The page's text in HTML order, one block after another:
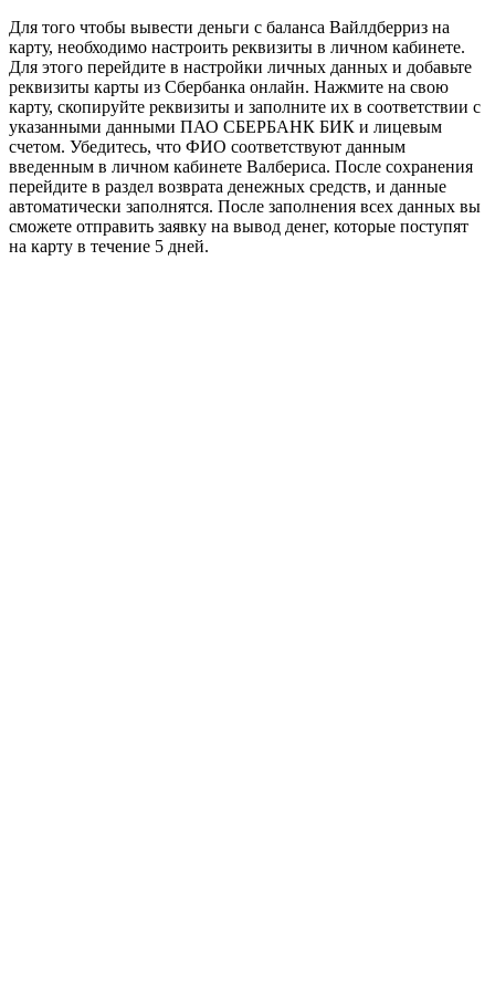
Для того чтобы вывести деньги с баланса Вайлдберриз на
карту, необходимо настроить реквизиты в личном кабинете.
Для этого перейдите в настройки личных данных и добавьте
реквизиты карты из Сбербанка онлайн. Нажмите на свою
карту, скопируйте реквизиты и заполните их в соответствии с
указанными данными ПАО СБЕРБАНК БИК и лицевым
счетом. Убедитесь, что ФИО соответствуют данным
введенным в личном кабинете Валбериса. После сохранения
перейдите в раздел возврата денежных средств, и данные
автоматически заполнятся. После заполнения всех данных вы
сможете отправить заявку на вывод денег, которые поступят
на карту в течение 5 дней.